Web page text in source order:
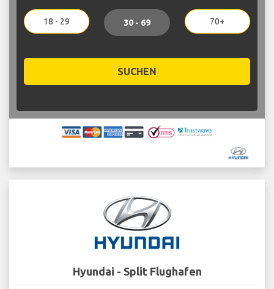
18 - 29 30 - 69 70+
SUCHEN
Hyundai - Split Flughafen